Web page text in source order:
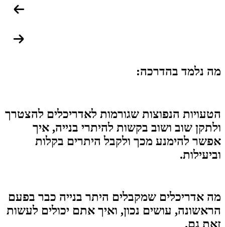
מה נלמד בהדרכה:
הטעויות הנפוצות שגורמות לאדריכלים להצטרך
ולתקן שוב ושוב בקשות להיתרי בנייה, איך
אפשר להימנע מכך ולקבל היתרים בקלות
וביעילות.​
מה אדריכלים שמקבלים היתר בנייה כבר בפעם
הראשונה, עושים נכון, ואיך אתם יכולים לעשות
זאת גם.​